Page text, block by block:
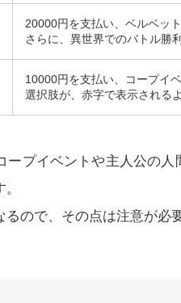
20000円を支払い、ベルベッ
さらに、異世界でのバトル勝
10000円を支払い、コープイ
選択肢が、赤字で表示される
ープイベントや主人公の
ので、その点は注意が必